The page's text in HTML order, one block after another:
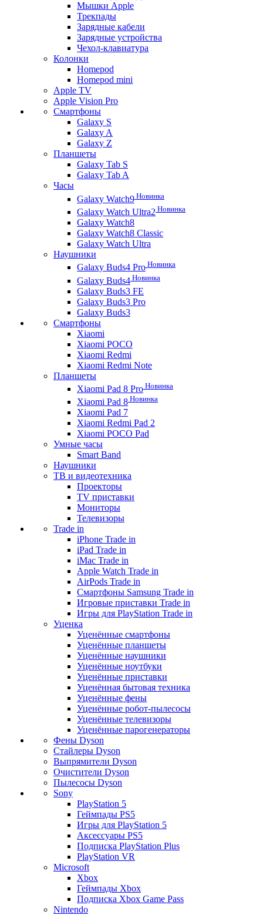
Мышки Apple
Трекпады
Зарядные кабели
Зарядные устройства
Чехол-клавиатура
Колонки
Homepod
Homepod mini
Apple TV
Apple Vision Pro
Смартфоны
Galaxy S
Galaxy A
Galaxy Z
Планшеты
Galaxy Tab S
Galaxy Tab A
Часы
Galaxy Watch9 Новинка
Galaxy Watch Ultra2 Новинка
Galaxy Watch8
Galaxy Watch8 Classic
Galaxy Watch Ultra
Наушники
Galaxy Buds4 Pro Новинка
Galaxy Buds4 Новинка
Galaxy Buds3 FE
Galaxy Buds3 Pro
Galaxy Buds3
Смартфоны
Xiaomi
Xiaomi POCO
Xiaomi Redmi
Xiaomi Redmi Note
Планшеты
Xiaomi Pad 8 Pro Новинка
Xiaomi Pad 8 Новинка
Xiaomi Pad 7
Xiaomi Redmi Pad 2
Xiaomi POCO Pad
Умные часы
Smart Band
Наушники
ТВ и видеотехника
Проекторы
TV приставки
Мониторы
Телевизоры
Trade in
iPhone Trade in
iPad Trade in
iMac Trade in
Apple Watch Trade in
AirPods Trade in
Смартфоны Samsung Trade in
Игровые приставки Trade in
Игры для PlayStation Trade in
Уценка
Уценённые смартфоны
Уценённые планшеты
Уценённые наушники
Уценённые ноутбуки
Уценённые приставки
Уценённая бытовая техника
Уценённые фены
Уценённые робот-пылесосы
Уценённые телевизоры
Уценённые парогенераторы
Фены Dyson
Стайлеры Dyson
Выпрямители Dyson
Очистители Dyson
Пылесосы Dyson
Sony
PlayStation 5
Геймпады PS5
Игры для PlayStation 5
Аксессуары PS5
Подписка PlayStation Plus
PlayStation VR
Microsoft
Xbox
Геймпады Xbox
Подписка Xbox Game Pass
Nintendo